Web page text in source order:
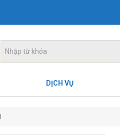
DỊCH VỤ